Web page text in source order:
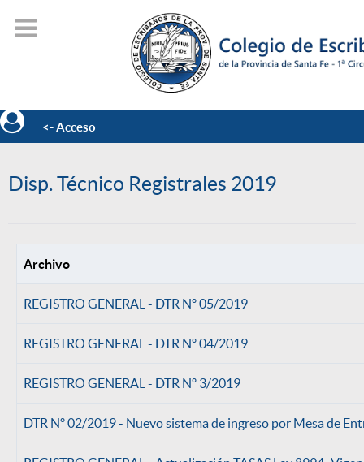
<- Acceso
Disp. Técnico Registrales 2019
Archivo
REGISTRO GENERAL - DTR Nº 05/2019
REGISTRO GENERAL - DTR Nº 04/2019
REGISTRO GENERAL - DTR Nº 3/2019
DTR Nº 02/2019 - Nuevo sistema de ingreso por Mesa de